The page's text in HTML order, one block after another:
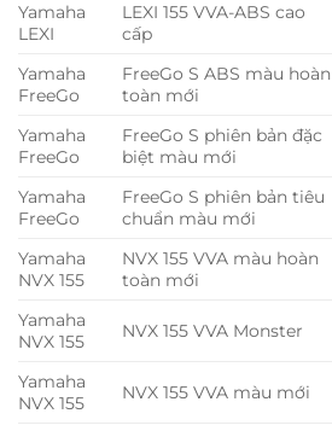
Yamaha
LEXI
LEXI 155 VVA-ABS cao
cấp
Yamaha
FreeGo
FreeGo S ABS màu hoàn
toàn mới
Yamaha
FreeGo
FreeGo S phiên bản đặc
biệt màu mới
Yamaha
FreeGo
FreeGo S phiên bản tiêu
chuẩn màu mới
Yamaha
NVX 155
NVX 155 VVA màu hoàn
toàn mới
Yamaha
NVX 155
NVX 155 VVA Monster
Yamaha
NVX 155
NVX 155 VVA màu mới